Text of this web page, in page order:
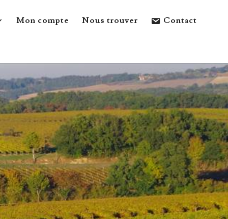
Mon compte Nous trouver Contact